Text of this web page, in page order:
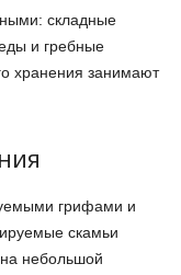
складные
и гребные
хранения занимают
грифами и
скамьи
небольшой